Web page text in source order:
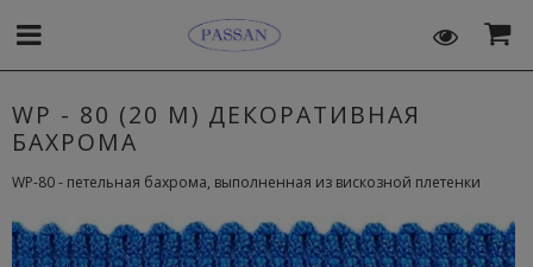
WP - 80 (20 M) ДЕКОРАТИВНАЯ
БАХРОМА
WP-80 - петельная бахрома, выполненная из вискозной плетенки